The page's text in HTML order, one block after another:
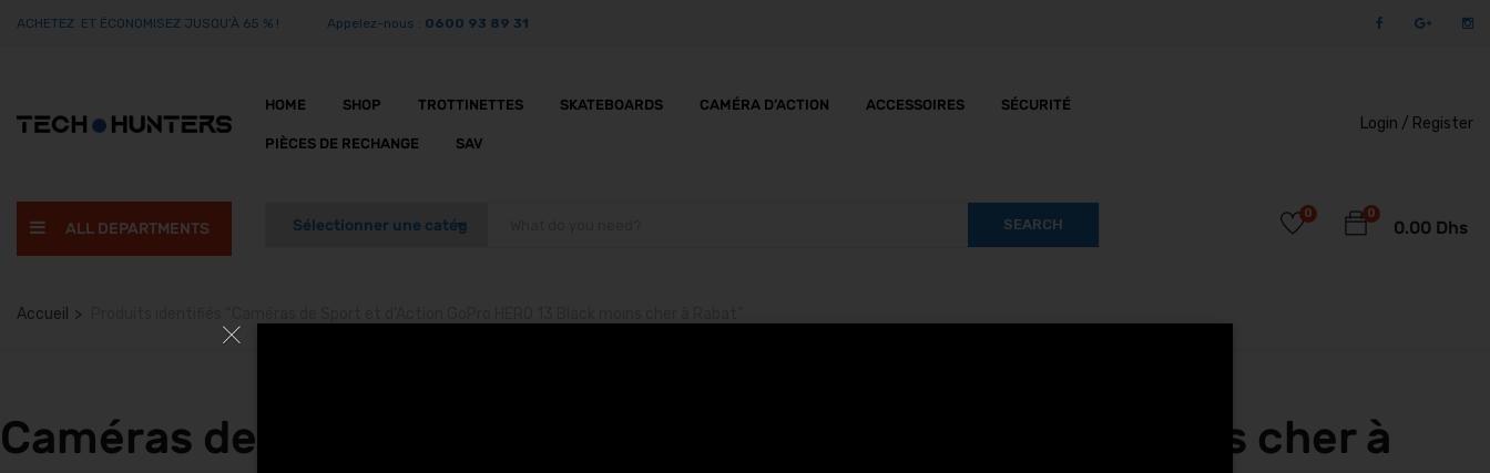
ACHETEZ ET ÉCONOMISEZ JUSQU’À 65 % ! Appelez-nous : 0600 93 89 31
HOME SHOP TROTTINETTES SKATEBOARDS CAMÉRA D’ACTION ACCESSOIRES SÉCURITÉ
PIÈCES DE RECHANGE SAV
Login / Register
ALL DEPARTMENTS SEARCH
0
0.00 Dhs
0
Accueil
Caméras de Sport et d’Action GoPro HERO 13 Black moins cher à